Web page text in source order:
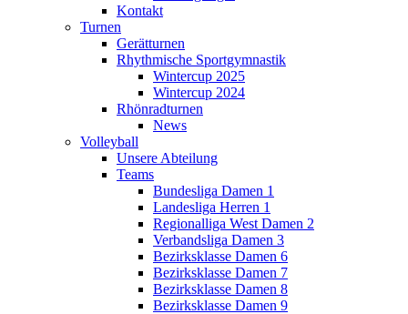
Kontakt
Turnen
Gerätturnen
Rhythmische Sportgymnastik
Wintercup 2025
Wintercup 2024
Rhönradturnen
News
Volleyball
Unsere Abteilung
Teams
Bundesliga Damen 1
Landesliga Herren 1
Regionalliga West Damen 2
Verbandsliga Damen 3
Bezirksklasse Damen 6
Bezirksklasse Damen 7
Bezirksklasse Damen 8
Bezirksklasse Damen 9